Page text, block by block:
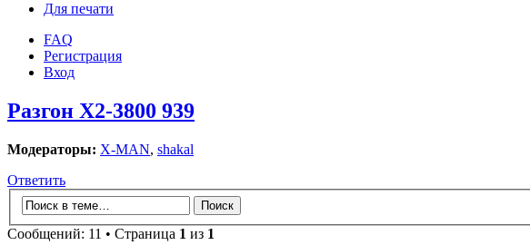
Для печати
FAQ
Регистрация
Вход
Разгон Х2-3800 939
Модераторы: X-MAN, shakal
Ответить
Сообщений: 11 • Страница 1 из 1